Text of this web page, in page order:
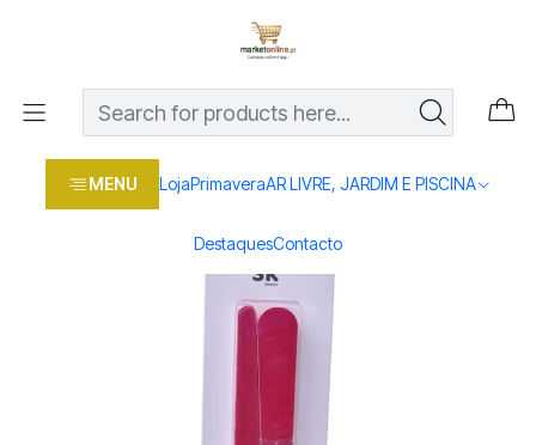
MENU LojaPrimaveraAR LIVRE, JARDIM E PISCINA
DestaquesContacto
Os melhores preços em produtos para casa, jardim e bricolage
Home Loja
Beleza e saúde
LIMA UNHAS 17.5X2CM CJ.2UN 2355-607